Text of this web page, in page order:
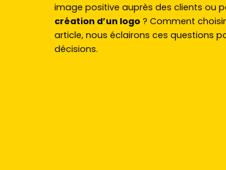
image positive auprès des clients ou
création d’un logo ? Comment
article, nous éclairons ces questions
décisions.